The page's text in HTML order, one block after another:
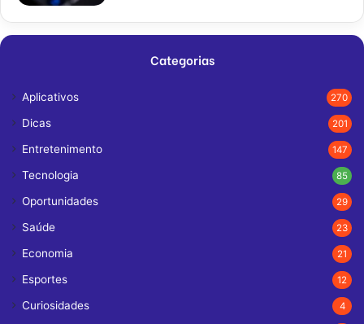
Categorias
Aplicativos 270
Dicas 201
Entretenimento 147
Tecnologia 85
Oportunidades 29
Saúde 23
Economia 21
Esportes 12
Curiosidades 4